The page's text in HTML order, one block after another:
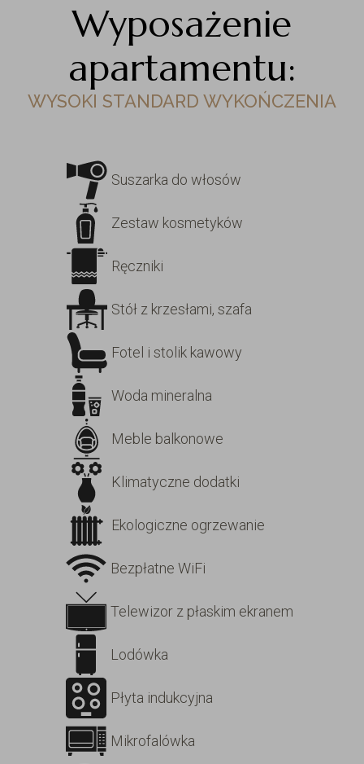
Wyposażenie
apartamentu:
WYSOKI STANDARD WYKOŃCZENIA
Bezpłatne WiFi
Telewizor z płaskim ekranem
Lodówka
Płyta indukcyjna
Mikrofalówka
Suszarka do włosów
Zestaw kosmetyków
Ręczniki
Stół z krzesłami, szafa
Fotel i stolik kawowy
Woda mineralna
Meble balkonowe
Klimatyczne dodatki
Ekologiczne ogrzewanie